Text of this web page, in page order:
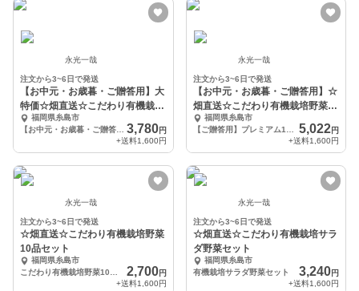
永光一哉
注文から3~6日で発送
【お中元・お歳暮・ご贈答用】大
特価☆畑直送☆こだわり有機栽培
野菜プレミアムセット
福岡県糸島市
3,780円
+送料1,600円
永光一哉
注文から3~6日で発送
【お中元・お歳暮・ご贈答用】☆
畑直送☆こだわり有機栽培野菜プ
レミアムセット
福岡県糸島市
5,022円
+送料1,600円
永光一哉
注文から3~6日で発送
☆畑直送☆こだわり有機栽培野菜
10品セット
福岡県糸島市
2,700円
+送料1,600円
永光一哉
注文から3~6日で発送
☆畑直送☆こだわり有機栽培サラ
ダ野菜セット
福岡県糸島市
有機栽培サラダ野菜セット
3,240円
+送料1,600円